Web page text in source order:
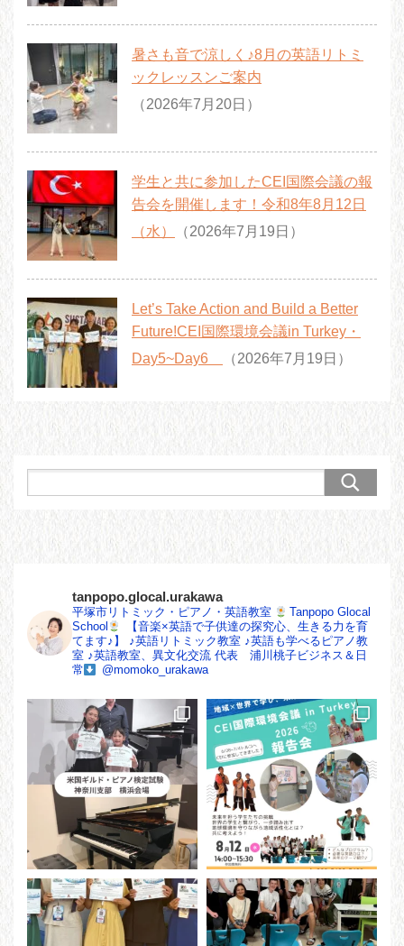
暑さも音で涼しく♪8月の英語リトミ
ックレッスンご案内
（2026年7月20日）
学生と共に参加したCEI国際会議の報
告会を開催します！令和8年8月12日
（水）
（2026年7月19日）
Let’s Take Action and Build a Better
Future!CEI国際環境会議in Turkey・
Day5~Day6
（2026年7月19日）
tanpopo.glocal.urakawa
平塚市リトミック・ピアノ・英語教室
Tanpopo Glocal
School
【音楽×英語で子供達の探究心、生きる力を育
てます♪】
♪英語リトミック教室 ♪英語も学べるピアノ教
室 ♪英語教室、異文化交流 代表 浦川桃子ビジネス＆日
常
@momoko_urakawa